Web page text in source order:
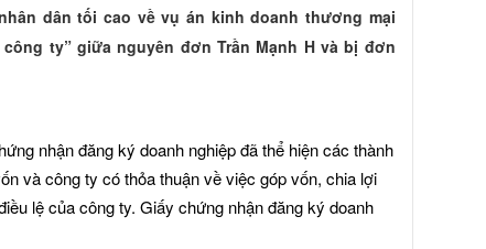
dân tối cao về vụ án kinh doanh thương mại
ty” giữa nguyên đơn Trần Mạnh H và bị đơn
nhận đăng ký doanh nghiệp đã thể hiện các thành
và công ty có thỏa thuận về việc góp vốn, chia lợi
lệ của công ty. Giấy chứng nhận đăng ký doanh